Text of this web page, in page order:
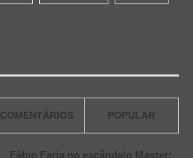
COMENTÁRIOS POPULAR
Fábio Faria no escândalo Master: